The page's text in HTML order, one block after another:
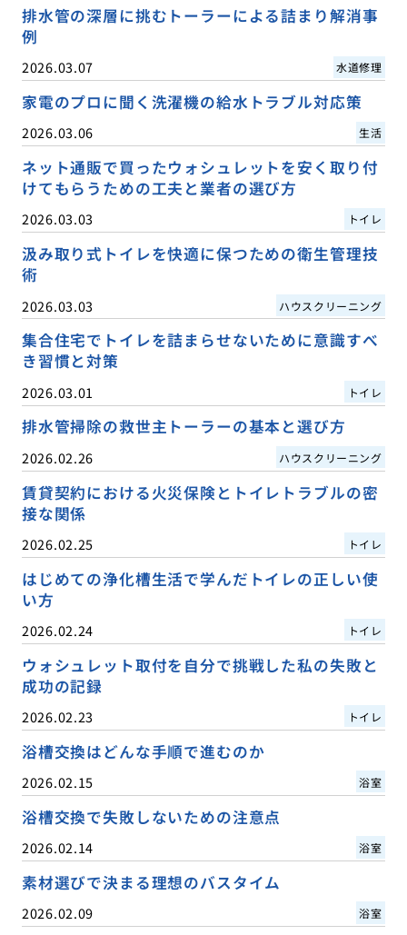
排水管の深層に挑むトーラーによる詰まり解消事
例
2026.03.07 水道修理
家電のプロに聞く洗濯機の給水トラブル対応策
2026.03.06 生活
ネット通販で買ったウォシュレットを安く取り付
けてもらうための工夫と業者の選び方
2026.03.03 トイレ
汲み取り式トイレを快適に保つための衛生管理技
術
2026.03.03 ハウスクリーニング
集合住宅でトイレを詰まらせないために意識すべ
き習慣と対策
2026.03.01 トイレ
排水管掃除の救世主トーラーの基本と選び方
2026.02.26 ハウスクリーニング
賃貸契約における火災保険とトイレトラブルの密
接な関係
2026.02.25 トイレ
はじめての浄化槽生活で学んだトイレの正しい使
い方
2026.02.24 トイレ
ウォシュレット取付を自分で挑戦した私の失敗と
成功の記録
2026.02.23 トイレ
浴槽交換はどんな手順で進むのか
2026.02.15 浴室
浴槽交換で失敗しないための注意点
2026.02.14 浴室
素材選びで決まる理想のバスタイム
2026.02.09 浴室